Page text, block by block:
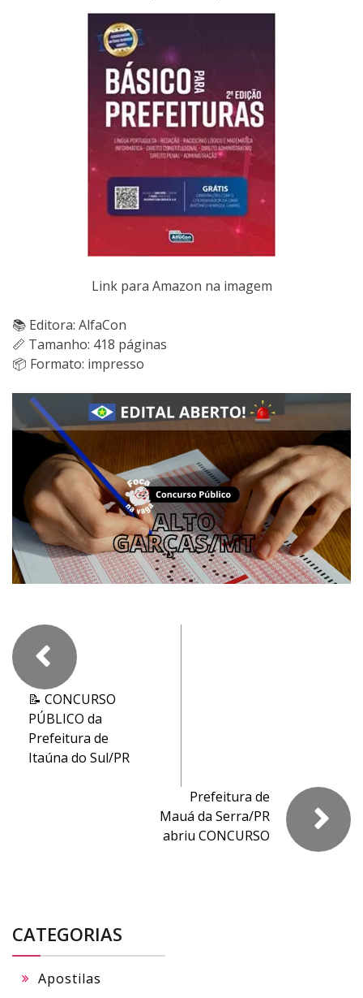
Link para Amazon na imagem
📚 Editora: AlfaCon
📏 Tamanho: 418 páginas
📦 Formato: impresso
📝 CONCURSO
PÚBLICO da
Prefeitura de
Itaúna do Sul/PR
Prefeitura de
Mauá da Serra/PR
abriu CONCURSO
CATEGORIAS
Apostilas